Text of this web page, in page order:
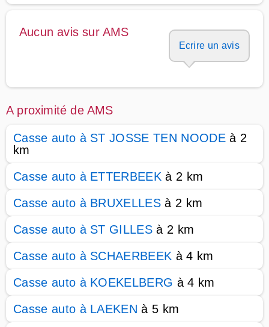
Aucun avis sur AMS
Ecrire un avis
A proximité de AMS
Casse auto à ST JOSSE TEN NOODEà 2
km
Casse auto à ETTERBEEK à 2 km
Casse auto à BRUXELLES à 2 km
Casse auto à ST GILLES à 2 km
Casse auto à SCHAERBEEK à 4 km
Casse auto à KOEKELBERG à 4 km
Casse auto à LAEKEN à 5 km